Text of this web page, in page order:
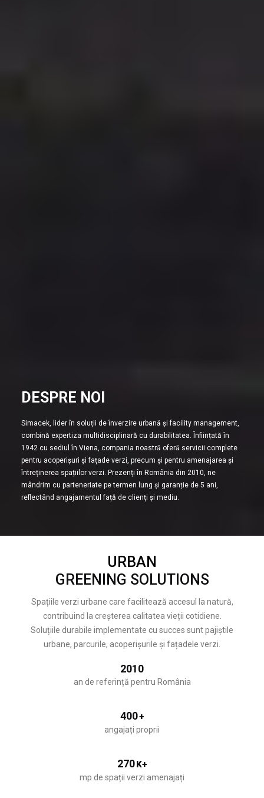
DESPRE NOI
Simacek, lider în soluții de înverzire urbană și facility management,
combină expertiza multidisciplinară cu durabilitatea. Înființată în
1942 cu sediul în Viena, compania noastră oferă servicii complete
pentru acoperișuri și fațade verzi, precum și pentru amenajarea și
întreținerea spațiilor verzi. Prezenți în România din 2010, ne
mândrim cu parteneriate pe termen lung și garanție de 5 ani,
reflectând angajamentul față de clienți și mediu.
URBAN
GREENING SOLUTIONS
Spațiile verzi urbane care facilitează accesul la natură,
contribuind la creșterea calitatea vieții cotidiene.
Soluțiile durabile implementate cu succes sunt pajiștile
urbane, parcurile, acoperișurile și fațadele verzi.
2010
an de referință pentru România
400+
angajați proprii
270K+
mp de spații verzi amenajați